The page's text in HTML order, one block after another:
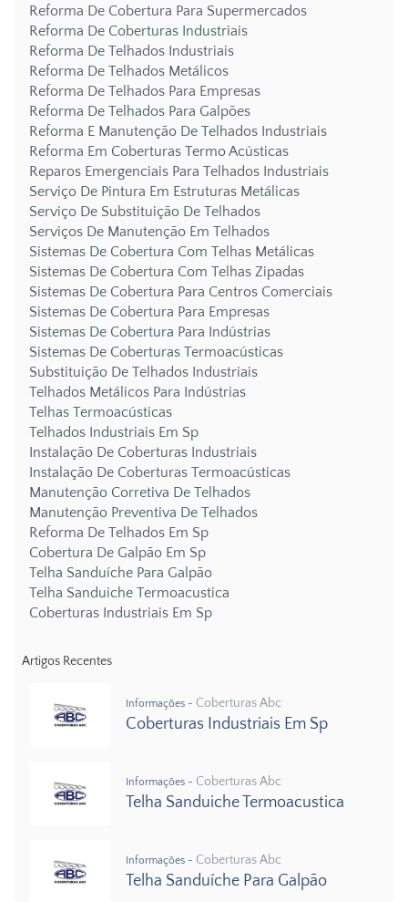
Reforma De Cobertura Para Supermercados
Reforma De Coberturas Industriais
Reforma De Telhados Industriais
Reforma De Telhados Metálicos
Reforma De Telhados Para Empresas
Reforma De Telhados Para Galpões
Reforma E Manutenção De Telhados Industriais
Reforma Em Coberturas Termo Acústicas
Reparos Emergenciais Para Telhados Industriais
Serviço De Pintura Em Estruturas Metálicas
Serviço De Substituição De Telhados
Serviços De Manutenção Em Telhados
Sistemas De Cobertura Com Telhas Metálicas
Sistemas De Cobertura Com Telhas Zipadas
Sistemas De Cobertura Para Centros Comerciais
Sistemas De Cobertura Para Empresas
Sistemas De Cobertura Para Indústrias
Sistemas De Coberturas Termoacústicas
Substituição De Telhados Industriais
Telhados Metálicos Para Indústrias
Telhas Termoacústicas
Telhados Industriais Em Sp
Instalação De Coberturas Industriais
Instalação De Coberturas Termoacústicas
Manutenção Corretiva De Telhados
Manutenção Preventiva De Telhados
Reforma De Telhados Em Sp
Cobertura De Galpão Em Sp
Telha Sanduíche Para Galpão
Telha Sanduiche Termoacustica
Coberturas Industriais Em Sp
Artigos Recentes
Informações - Coberturas Abc
Coberturas Industriais Em Sp
Informações - Coberturas Abc
Telha Sanduiche Termoacustica
Informações - Coberturas Abc
Telha Sanduíche Para Galpão